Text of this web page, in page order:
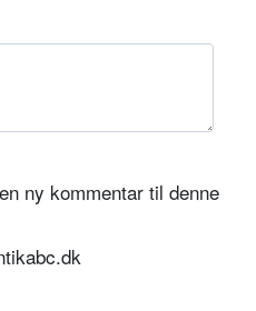
ny kommentar til denne